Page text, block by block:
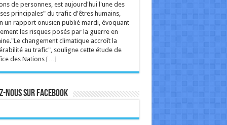
de personnes, est aujourd'hui l'une des
principales" du trafic d'êtres humains,
un rapport onusien publié mardi, évoquant
les risques posés par la guerre en
changement climatique accroît la
au trafic", souligne cette étude de
des Nations […]
nous sur Facebook